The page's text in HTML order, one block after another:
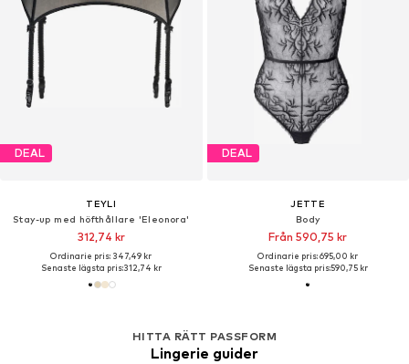
DEAL
TEYLI
Stay-up med höfthållare 'Eleonora'
312,74 kr
Ordinarie pris: 347,49 kr
Senaste lägsta pris:312,74 kr
DEAL
JETTE
Body
Från 590,75 kr
Ordinarie pris: 695,00 kr
Senaste lägsta pris:590,75 kr
HITTA RÄTT PASSFORM
Lingerie guider